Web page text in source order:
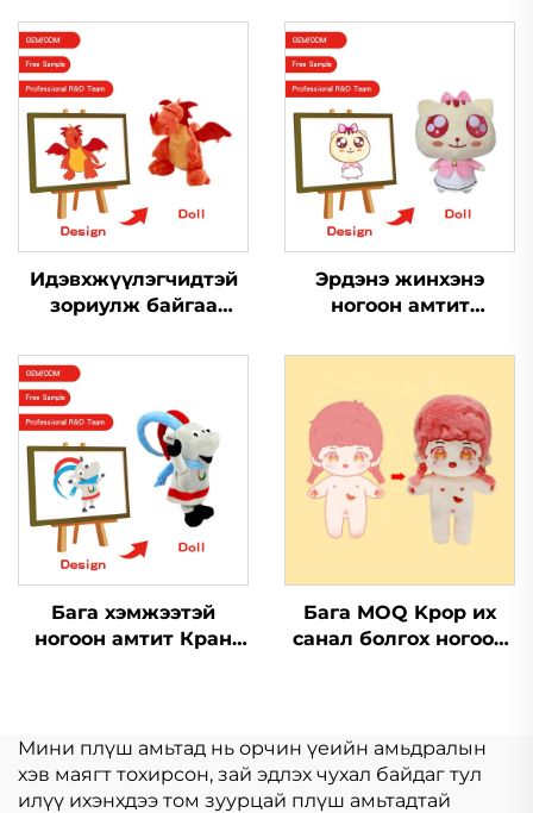
Идэвхжүүлэгчидтэй
зориулж байгаа
Пелюш ногоон амтит
үйлдвэрлэгч шилдэг
лого ногоон амтит
ням ногоон амтит той
Эрдэнэ жинхэнэ
ногоон амтит
ногоон амтит
амтит той
Бага хэмжээтэй
ногоон амтит Кран
ногоон амтит
гэрэлтүүлэгчидтэй
зориулсан
Бага MOQ Kpop их
санал болгох ногоон
Мини плүш амьтад нь орчин үеийн амьдралын
хэв маягт тохирсон, зай эдлэх чухал байдаг тул
илүү ихэнхдээ том зуурцай плүш амьтадтай